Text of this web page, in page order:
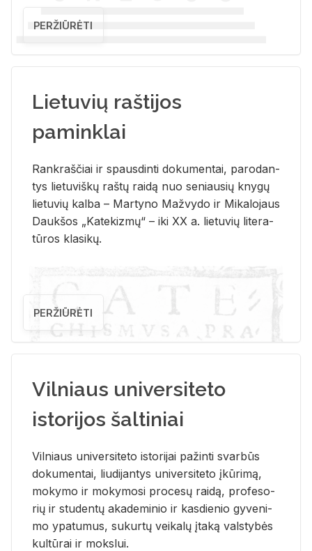
PERŽIŪRĖTI
Lietuvių raštijos
paminklai
Rank­raš­čiai ir spaus­din­ti do­ku­men­tai, pa­ro­dan­
tys lie­tu­viš­kų raš­tų rai­dą nuo se­niau­sių kny­gų
lie­tu­vių kal­ba – Mar­ty­no Ma­žvy­do ir Mi­ka­lo­jaus
Dauk­šos „Ka­te­kiz­mų“ – iki XX a. lie­tu­vių li­te­ra­
tū­ros kla­si­kų.
PERŽIŪRĖTI
Vilniaus universiteto
istorijos šaltiniai
Vil­niaus uni­ver­si­te­to is­to­ri­jai pa­žin­ti svar­būs
do­ku­men­tai, liu­di­jan­tys uni­ver­si­te­to įkū­ri­mą,
mo­ky­mo ir mo­ky­mo­si pro­ce­sų rai­dą, pro­fe­so­
rių ir stu­den­tų aka­de­mi­nio ir kas­die­nio gy­ve­ni­
mo ypa­tu­mus, su­kur­tų vei­ka­lų įta­ką vals­ty­bės
kul­tū­rai ir moks­lui.